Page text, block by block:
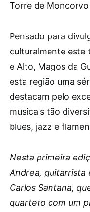
Torre de Moncorvo
Pensado para
culturalmente este
e Alto, Magos da
esta região uma
destacam pelo
musicais tão
blues, jazz e
Nesta primeira
Andrea, guitarrista
Carlos Santana,
quarteto com um